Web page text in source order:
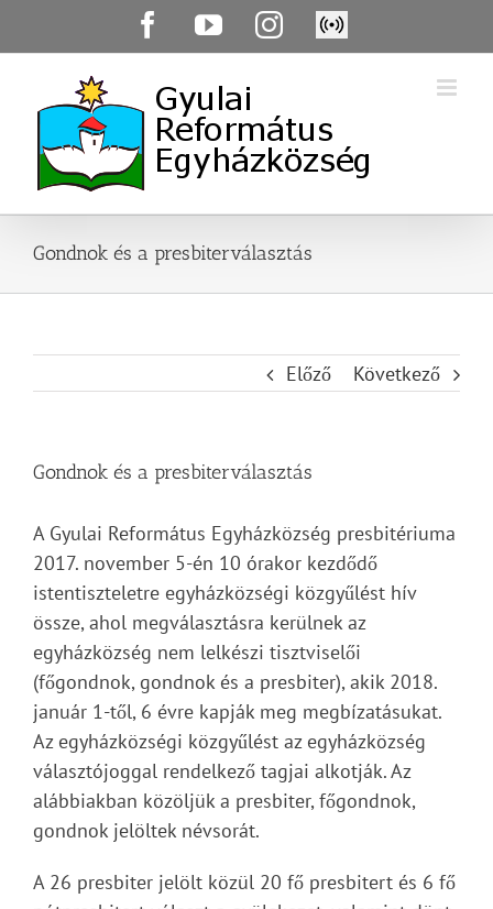
FacebookYouTubeInstagram
Élő
közvetítés
Gondnok és a presbiterválasztás
Előző Következő
Gondnok és a presbiterválasztás
A Gyulai Református Egyházközség presbitériuma
2017. november 5-én 10 órakor kezdődő
istentiszteletre egyházközségi közgyűlést hív
össze, ahol megválasztásra kerülnek az
egyházközség nem lelkészi tisztviselői
(főgondnok, gondnok és a presbiter), akik 2018.
január 1-től, 6 évre kapják meg megbízatásukat.
Az egyházközségi közgyűlést az egyházközség
választójoggal rendelkező tagjai alkotják. Az
alábbiakban közöljük a presbiter, főgondnok,
gondnok jelöltek névsorát.
A 26 presbiter jelölt közül 20 fő presbitert és 6 fő